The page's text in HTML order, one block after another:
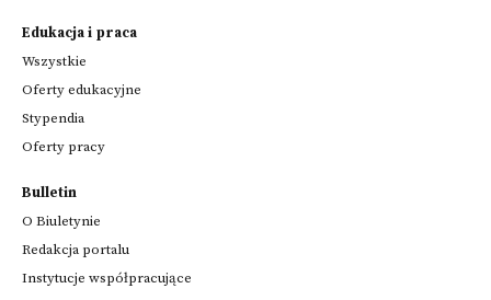
Edukacja i praca
Wszystkie
Oferty edukacyjne
Stypendia
Oferty pracy
Bulletin
O Biuletynie
Redakcja portalu
Instytucje współpracujące